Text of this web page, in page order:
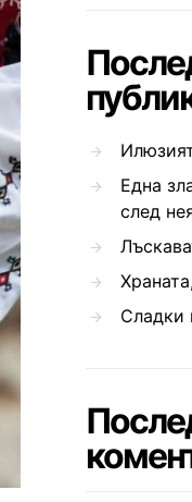
Една
след
Сладки